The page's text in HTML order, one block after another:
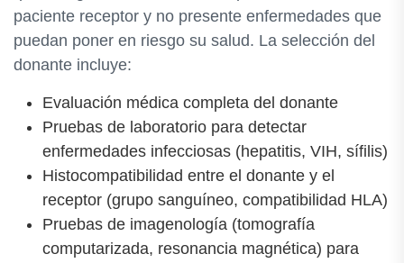
paciente receptor y no presente enfermedades que
puedan poner en riesgo su salud. La selección del
donante incluye:
Evaluación médica completa del donante
Pruebas de laboratorio para detectar
enfermedades infecciosas (hepatitis, VIH, sífilis)
Histocompatibilidad entre el donante y el
receptor (grupo sanguíneo, compatibilidad HLA)
Pruebas de imagenología (tomografía
computarizada, resonancia magnética) para